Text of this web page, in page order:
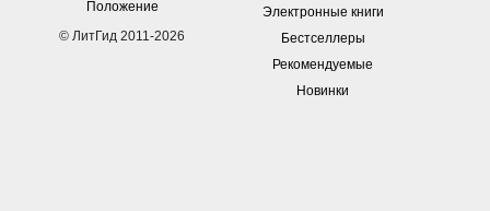
Положение
© ЛитГид 2011-2026
Электронные книги
Бестселлеры
Рекомендуемые
Новинки